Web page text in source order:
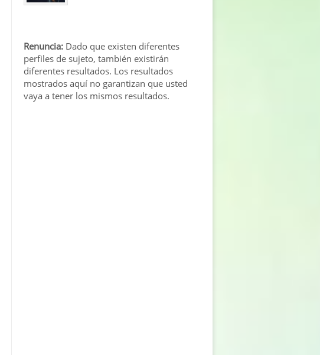
Renuncia: Dado que existen diferentes
perfiles de sujeto, también existirán
diferentes resultados. Los resultados
mostrados aquí no garantizan que usted
vaya a tener los mismos resultados.